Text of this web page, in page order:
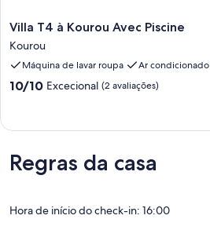
Villa
T4
à
Kourou
Avec
Piscine
Villa T4 à Kourou Avec Piscine
Kourou
Máquina de lavar roupa Ar condicionado
Pontuação
de
máximo
de
(2
10/10 Excecional (2 avaliações)
Regras da casa
Hora de início do check-in: 16:00